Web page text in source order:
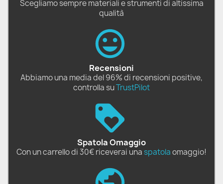
Scegliamo sempre materiali e strumenti di altissima
qualità
Recensioni
Abbiamo una media del 96% di recensioni positive,
controlla suTrustPilot
Spatola Omaggio
Con un carrello di 30€ riceverai una spatolaomaggio!